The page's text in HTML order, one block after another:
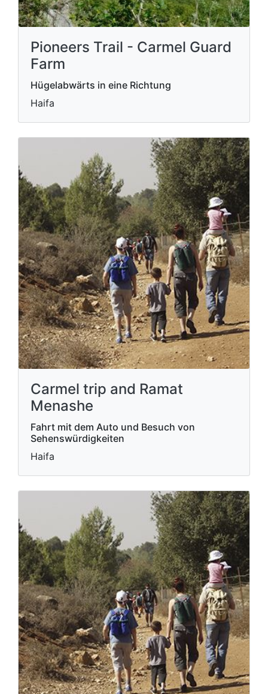
Pioneers Trail - Carmel Guard
Farm
Hügelabwärts in eine Richtung
Haifa
Carmel trip and Ramat
Menashe
Fahrt mit dem Auto und Besuch von
Sehenswürdigkeiten
Haifa